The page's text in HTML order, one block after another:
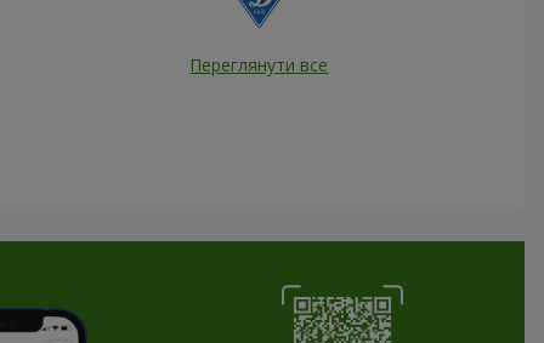
Переглянути все